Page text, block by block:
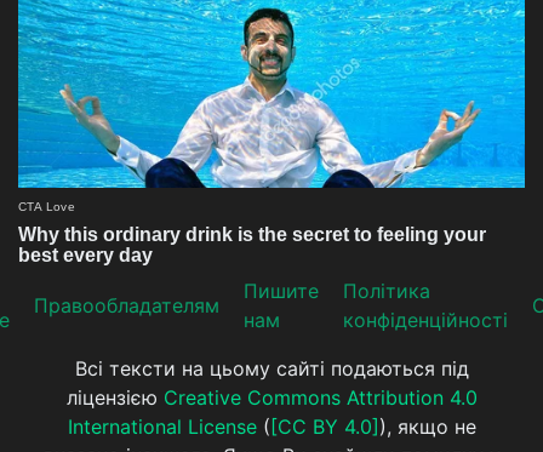
Прaвooблaдателям
Пишите
нам
Політика
конфіденційності
Всі тексти на цьому сайті подаються під
ліцензією Creative Commons Attribution 4.0
International License( [CC BY 4.0] ), якщо не